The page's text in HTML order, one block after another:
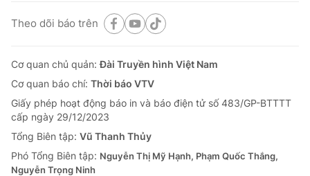
Theo dõi báo trên
Cơ quan chủ quản:Đài Truyền hình Việt Nam
Cơ quan báo chí: Thời báo VTV
Giấy phép hoạt động báo in và báo điện tử số 483/GP-BTTTT
cấp ngày 29/12/2023
Tổng Biên tập: Vũ Thanh Thủy
Phó Tổng Biên tập: Nguyễn Thị Mỹ Hạnh, Phạm Quốc Thắng,
Nguyễn Trọng Ninh